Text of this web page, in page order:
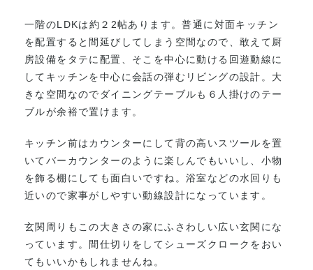
一階のLDKは約２2帖あります。普通に対面キッチン
を配置すると間延びしてしまう空間なので、敢えて厨
房設備をタテに配置、そこを中心に動ける回遊動線に
してキッチンを中心に会話の弾むリビングの設計。大
きな空間なのでダイニングテーブルも６人掛けのテー
ブルが余裕で置けます。
キッチン前はカウンターにして背の高いスツールを置
いてバーカウンターのように楽しんでもいいし、小物
を飾る棚にしても面白いですね。浴室などの水回りも
近いので家事がしやすい動線設計になっています。
玄関周りもこの大きさの家にふさわしい広い玄関にな
っています。間仕切りをしてシューズクロークをおい
てもいいかもしれませんね。